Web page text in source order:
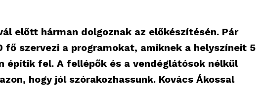
előtt hárman dolgoznak az előkészítésén. Pár
fő szervezi a programokat, amiknek a helyszíneit 5
építik fel. A fellépők és a vendéglátósok nélkül
hogy jól szórakozhassunk. Kovács Ákossal